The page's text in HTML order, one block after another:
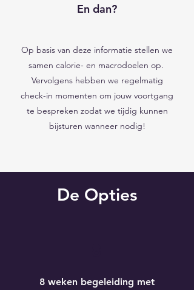
En dan?
Op basis van deze informatie stellen we
samen calorie- en macrodoelen op.
Vervolgens hebben we regelmatig
check-in momenten om jouw voortgang
te bespreken zodat we tijdig kunnen
bijsturen wanneer nodig!
De Opties
8 weken begeleiding met